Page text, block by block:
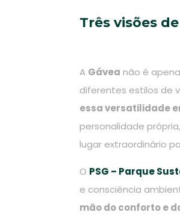
Três visões
A Gávea não é
diferentes estilos de
essa versatilidade
personalidade
lugar extraordinário
O PSG – Parque
e consciência
mão do conforto e